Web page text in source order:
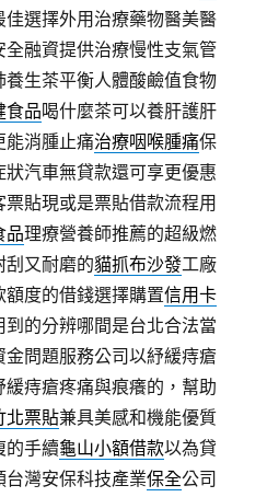
佳選擇外用治療藥物醫美醫
全融資提供治療慢性支氣管
養生茶平衡人體酸鹼值食物
食品喝什麼茶可以養肝護肝
能消腫止痛治療咽喉腫痛保
汽車無貸款還可享更優惠
票貼現或是票貼借款流程用
品理療營養師推薦的超級燃
刮又耐磨的貓抓布沙發工廠
額度的借錢選擇購置信用卡
的分辨哪間是台北合法當
金問題服務公司以紓緩痔瘡
緩痔瘡疼痛與痕癢的，幫助
北票貼兼具美感和機能優質
的手續龜山小額借款以為貸
台灣安保科技產業保全公司